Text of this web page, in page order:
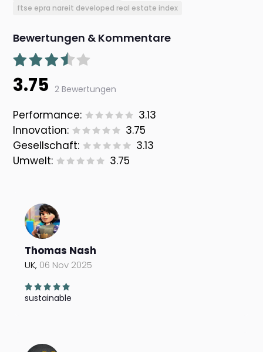
ftse epra nareit developed real estate index
Bewertungen & Kommentare
3.75 2 Bewertungen
Performance:
3.13
Innovation:
3.75
Gesellschaft:
3.13
Umwelt:
3.75
Thomas Nash
UK, 06 Nov 2025
sustainable